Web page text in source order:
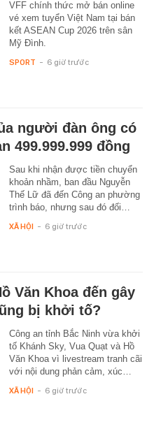
VFF chính thức mở bán online
vé xem tuyển Việt Nam tại bán
kết ASEAN Cup 2026 trên sân
Mỹ Đình.
SPORT - 6 giờ trước
người đàn ông có
499.999.999 đồng
Sau khi nhận được tiền chuyển
khoản nhầm, ban đầu Nguyễn
Thế Lữ đã đến Công an phường
trình báo, nhưng sau đó đối…
XÃ HỘI - 6 giờ trước
Văn Khoa đến gây
bị khởi tố?
Công an tỉnh Bắc Ninh vừa khởi
tố Khánh Sky, Vua Quạt và Hồ
Văn Khoa vì livestream tranh cãi
với nội dung phản cảm, xúc…
XÃ HỘI - 6 giờ trước